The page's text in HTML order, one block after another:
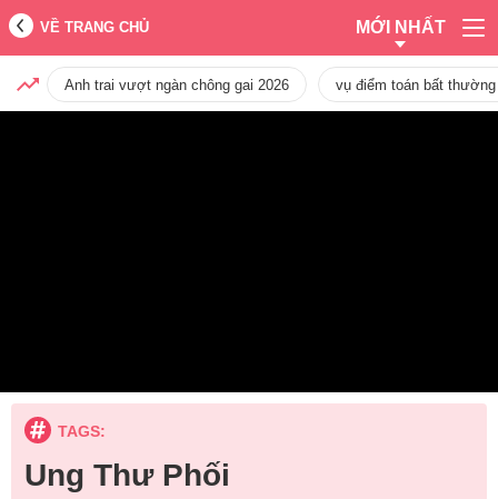
VỀ TRANG CHỦ MỚI NHẤT
Anh trai vượt ngàn chông gai 2026 vụ điểm toán bất
TAGS:
Ung Thư Phối